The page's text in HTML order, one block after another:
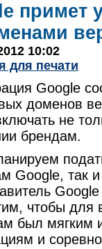
примет
10:02
для печати
Google
доменов
не
брендам.
Google, так
чтобы для
был мягким
и